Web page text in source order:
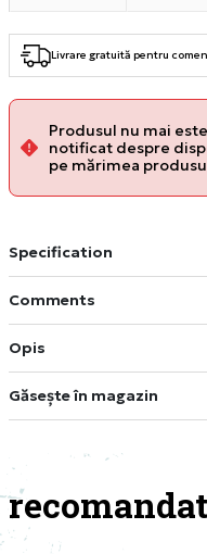
Livrare gratuită pentru
Produsul nu mai
notificat despre
pe mărimea
Specification
Comments
Opis
Găsește în magazin
recomandat